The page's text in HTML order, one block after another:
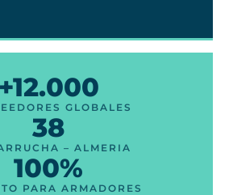
+12.000
GLOBALES
38
– ALMERIA
100%
PARA ARMADORES